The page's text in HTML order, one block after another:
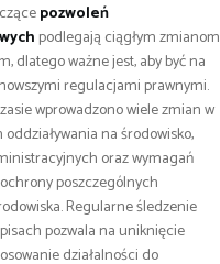
pozwoleń
podlegają ciągłym zmianom
dlatego ważne jest, aby być na
regulacjami prawnymi.
wprowadzono wiele zmian w
na środowisko,
oraz wymagań
poszczególnych
Regularne śledzenie
pozwala na uniknięcie
działalności do